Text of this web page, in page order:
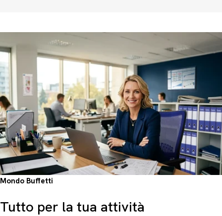
Mondo Buffetti
Tutto per la tua attività